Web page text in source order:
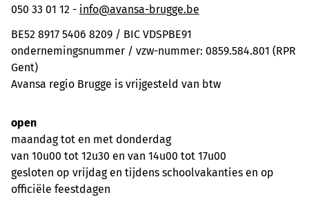
050 33 01 12 - info@avansa-brugge.be
BE52 8917 5406 8209 / BIC VDSPBE91
ondernemingsnummer / vzw-nummer: 0859.584.801 (RPR
Gent)
Avansa regio Brugge is vrijgesteld van btw
open
maandag tot en met donderdag
van 10u00 tot 12u30 en van 14u00 tot 17u00
gesloten op vrijdag en tijdens schoolvakanties en op
officiële feestdagen